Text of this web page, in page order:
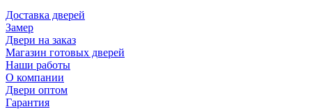
Доставка дверей
Замер
Двери на заказ
Магазин готовых дверей
Наши работы
О компании
Двери оптом
Гарантия